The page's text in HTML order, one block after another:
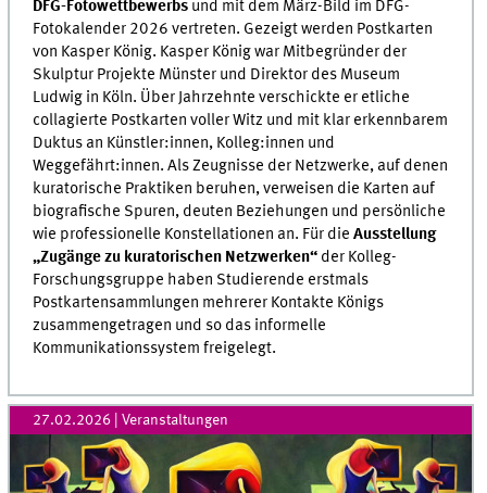
DFG-Fotowettbewerbs und mit dem März-Bild im DFG-
Fotokalender 2026 vertreten. Gezeigt werden Postkarten
von Kasper König. Kasper König war Mitbegründer der
Skulptur Projekte Münster und Direktor des Museum
Ludwig in Köln. Über Jahrzehnte verschickte er etliche
collagierte Postkarten voller Witz und mit klar erkennbarem
Duktus an Künstler:innen, Kolleg:innen und
Weggefährt:innen. Als Zeugnisse der Netzwerke, auf denen
kuratorische Praktiken beruhen, verweisen die Karten auf
biografische Spuren, deuten Beziehungen und persönliche
wie professionelle Konstellationen an. Für dieAusstellung
„Zugänge zu kuratorischen Netzwerken“ der Kolleg-
Forschungsgruppe haben Studierende erstmals
Postkartensammlungen mehrerer Kontakte Königs
zusammengetragen und so das informelle
Kommunikationssystem freigelegt.
27.02.2026 | Veranstaltungen